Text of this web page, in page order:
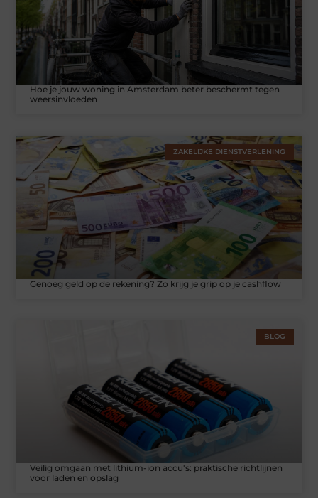
Hoe je jouw woning in Amsterdam beter beschermt tegen
weersinvloeden
ZAKELIJKE DIENSTVERLENING
Genoeg geld op de rekening? Zo krijg je grip op je cashflow
BLOG
Veilig omgaan met lithium-ion accu's: praktische richtlijnen
voor laden en opslag